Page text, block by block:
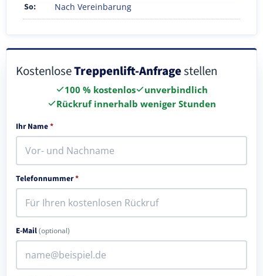
So: Nach Vereinbarung
KostenloseTreppenlift-Anfragestellen
100 % kostenlos
unverbindlich
Rückruf innerhalb weniger Stunden
Ihr Name*
Telefonnummer*
E-Mail(optional)